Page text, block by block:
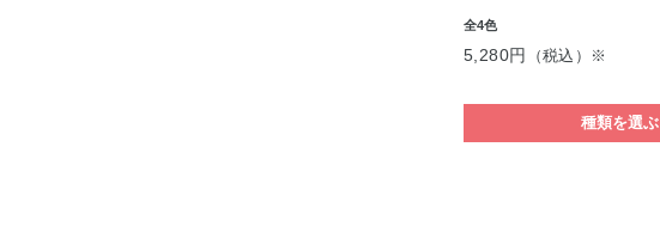
全4色
5,280円 （税込）※
種類を選ぶ